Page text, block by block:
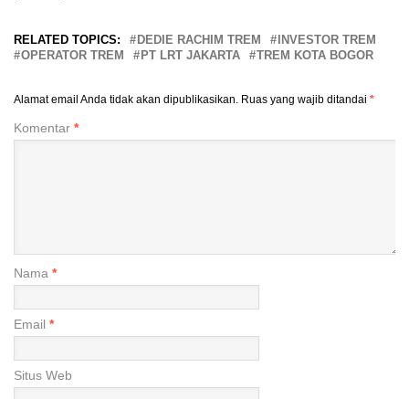
RELATED TOPICS: DEDIE RACHIM TREM
INVESTOR TREM
OPERATOR TREM
PT LRT JAKARTA TREM KOTA BOGOR
Alamat email Anda tidak akan dipublikasikan. Ruas yang wajib ditandai *
Komentar *
Nama *
Email *
Situs Web